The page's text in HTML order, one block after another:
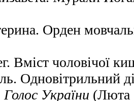
Орден
Вміст чоловічої
Одновітрильний
Голос України (Люта